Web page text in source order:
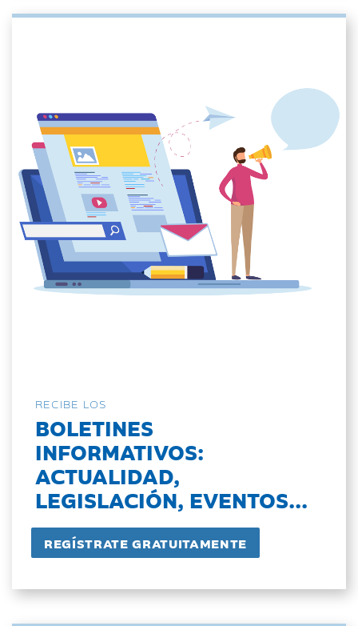
RECIBE LOS
BOLETINES
INFORMATIVOS:
ACTUALIDAD,
LEGISLACIÓN, EVENTOS...